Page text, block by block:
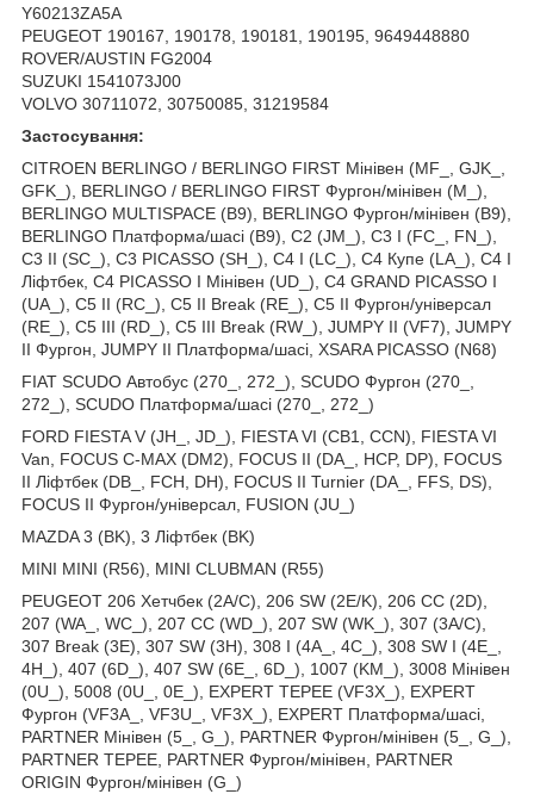
Y60213ZA5A
PEUGEOT 190167, 190178, 190181, 190195, 9649448880
ROVER/AUSTIN FG2004
SUZUKI 1541073J00
VOLVO 30711072, 30750085, 31219584
Застосування:
CITROEN BERLINGO / BERLINGO FIRST Мінівен (MF_, GJK_,
GFK_), BERLINGO / BERLINGO FIRST Фургон/мінівен (M_),
BERLINGO MULTISPACE (B9), BERLINGO Фургон/мінівен (B9),
BERLINGO Платформа/шасі (B9), C2 (JM_), C3 I (FC_, FN_),
C3 II (SC_), C3 PICASSO (SH_), C4 I (LC_), C4 Купе (LA_), C4 I
Ліфтбек, C4 PICASSO I Мінівен (UD_), C4 GRAND PICASSO I
(UA_), C5 II (RC_), C5 II Break (RE_), C5 II Фургон/універсал
(RE_), C5 III (RD_), C5 III Break (RW_), JUMPY II (VF7), JUMPY
II Фургон, JUMPY II Платформа/шасі, XSARA PICASSO (N68)
FIAT SCUDO Автобус (270_, 272_), SCUDO Фургон (270_,
272_), SCUDO Платформа/шасі (270_, 272_)
FORD FIESTA V (JH_, JD_), FIESTA VI (CB1, CCN), FIESTA VI
Van, FOCUS C-MAX (DM2), FOCUS II (DA_, HCP, DP), FOCUS
II Ліфтбек (DB_, FCH, DH), FOCUS II Turnier (DA_, FFS, DS),
FOCUS II Фургон/універсал, FUSION (JU_)
MAZDA 3 (BK), 3 Ліфтбек (BK)
MINI MINI (R56), MINI CLUBMAN (R55)
PEUGEOT 206 Хетчбек (2A/C), 206 SW (2E/K), 206 CC (2D),
207 (WA_, WC_), 207 CC (WD_), 207 SW (WK_), 307 (3A/C),
307 Break (3E), 307 SW (3H), 308 I (4A_, 4C_), 308 SW I (4E_,
4H_), 407 (6D_), 407 SW (6E_, 6D_), 1007 (KM_), 3008 Мінівен
(0U_), 5008 (0U_, 0E_), EXPERT TEPEE (VF3X_), EXPERT
Фургон (VF3A_, VF3U_, VF3X_), EXPERT Платформа/шасі,
PARTNER Мінівен (5_, G_), PARTNER Фургон/мінівен (5_, G_),
PARTNER TEPEE, PARTNER Фургон/мінівен, PARTNER
ORIGIN Фургон/мінівен (G_)